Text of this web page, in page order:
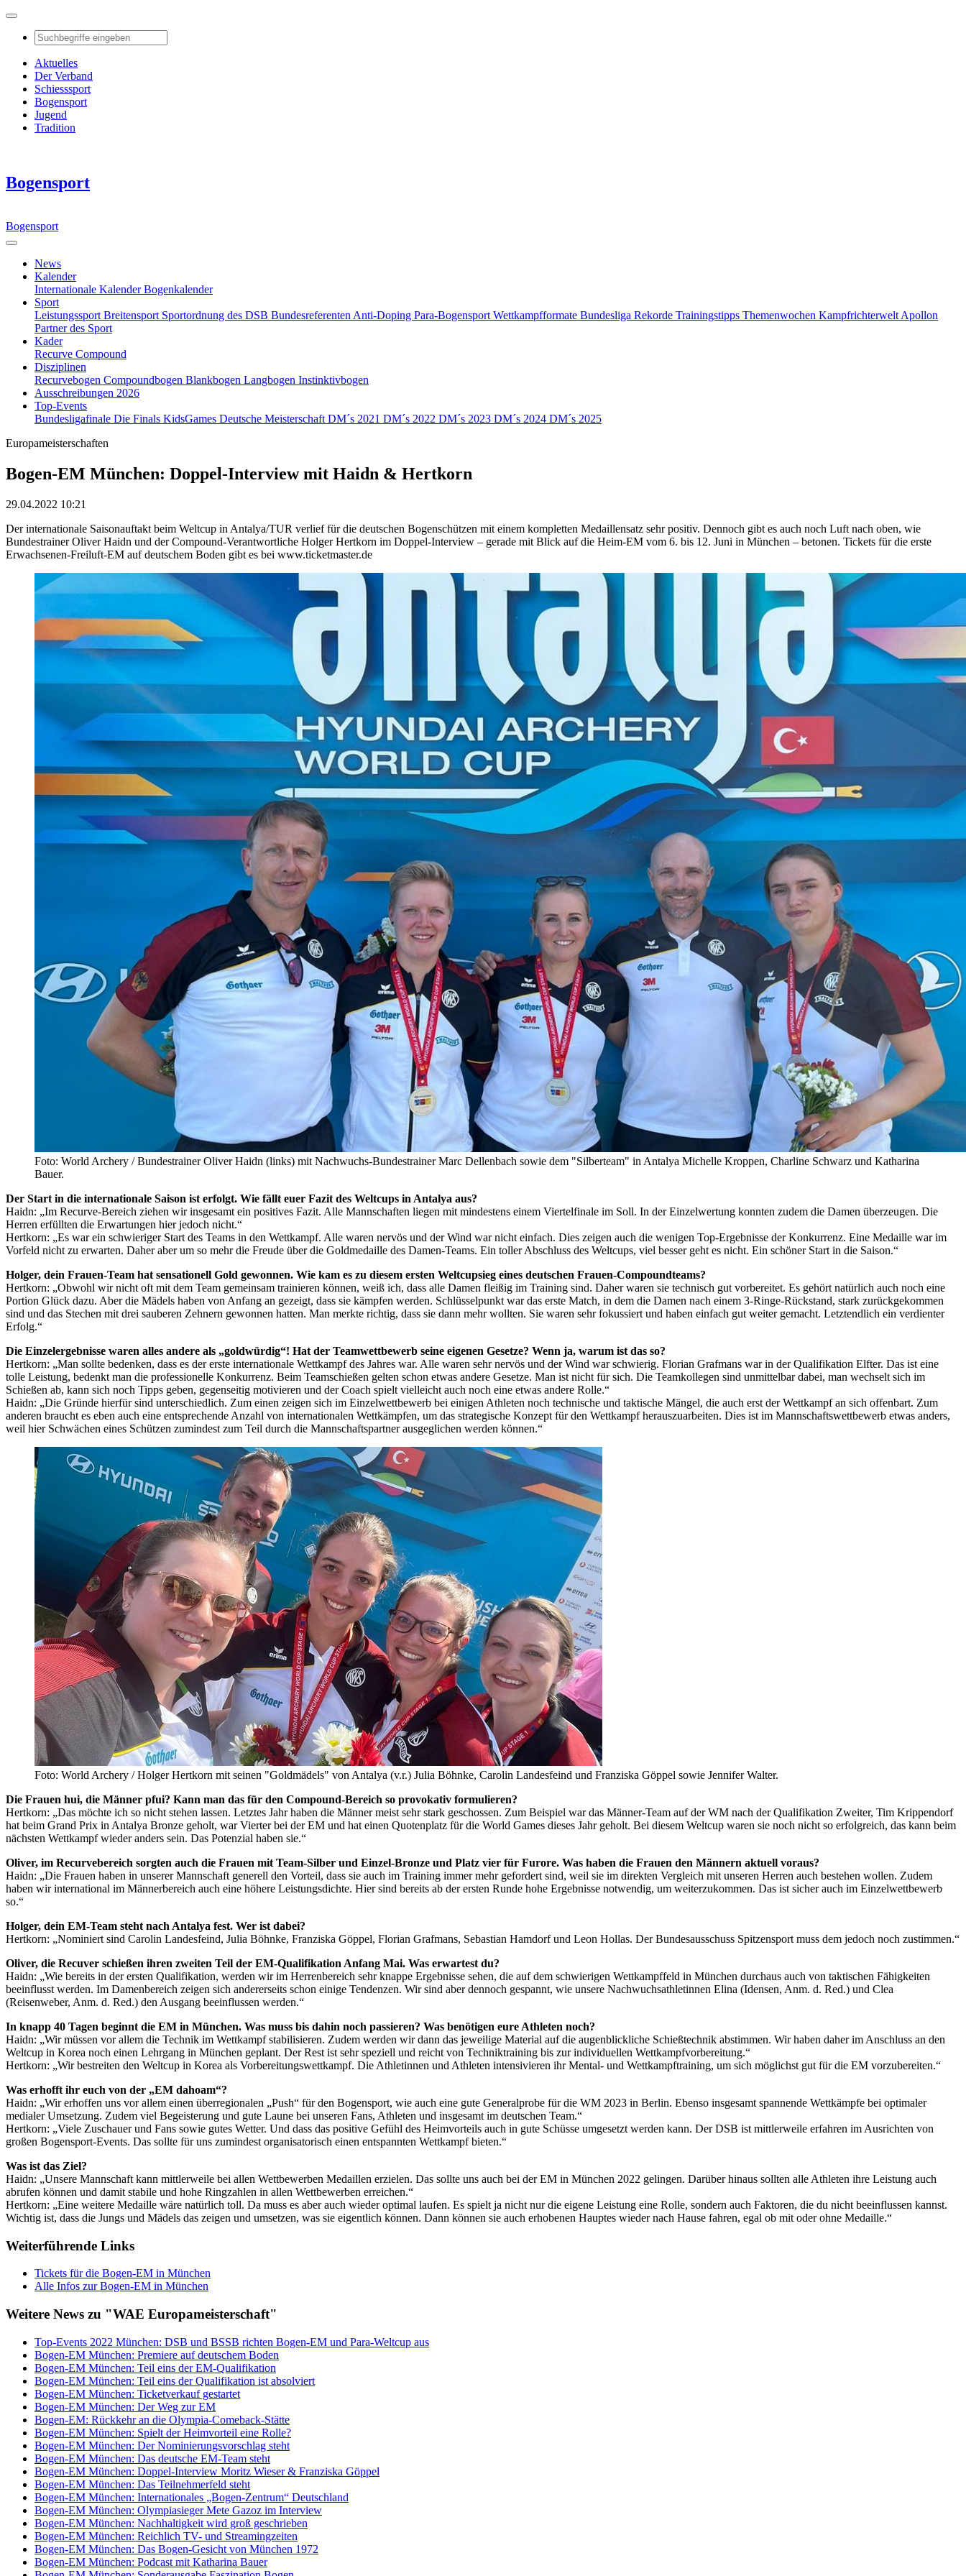
Aktuelles
Der Verband
Schiesssport
Bogensport
Jugend
Tradition
Bogensport
Bogensport
News
Kalender
Internationale KalenderBogenkalender
Sport
Leistungssport Breitensport Sportordnung des DSB Bundesreferenten Anti-Doping Para-Bogensport Wettkampfformate Bundesliga Rekorde Trainingstipps Themenwochen Kampfrichterwelt Apollon
Partner des Sport
Kader
Recurve Compound
Disziplinen
Recurvebogen Compoundbogen Blankbogen Langbogen Instinktivbogen
Ausschreibungen 2026
Top-Events
Bundesligafinale Die Finals KidsGames Deutsche Meisterschaft DM´s 2021 DM´s 2022 DM´s 2023 DM´s 2024 DM´s 2025
Europameisterschaften
Bogen-EM München: Doppel-Interview mit Haidn & Hertkorn
29.04.2022 10:21
Der internationale Saisonauftakt beim Weltcup in Antalya/TUR verlief für die deutschen Bogenschützen mit einem kompletten Medaillensatz sehr positiv. Dennoch gibt es auch noch Luft nach oben, wie
Bundestrainer Oliver Haidn und der Compound-Verantwortliche Holger Hertkorn im Doppel-Interview – gerade mit Blick auf die Heim-EM vom 6. bis 12. Juni in München – betonen. Tickets für die erste
Erwachsenen-Freiluft-EM auf deutschem Boden gibt es bei www.ticketmaster.de
Foto: World Archery / Bundestrainer Oliver Haidn (links) mit Nachwuchs-Bundestrainer Marc Dellenbach sowie dem "Silberteam" in Antalya Michelle Kroppen, Charline Schwarz und Katharina
Bauer.
Der Start in die internationale Saison ist erfolgt. Wie fällt euer Fazit des Weltcups in Antalya aus?
Haidn: „Im Recurve-Bereich ziehen wir insgesamt ein positives Fazit. Alle Mannschaften liegen mit mindestens einem Viertelfinale im Soll. In der Einzelwertung konnten zudem die Damen überzeugen. Die
Herren erfüllten die Erwartungen hier jedoch nicht.“
Hertkorn: „Es war ein schwieriger Start des Teams in den Wettkampf. Alle waren nervös und der Wind war nicht einfach. Dies zeigen auch die wenigen Top-Ergebnisse der Konkurrenz. Eine Medaille war im
Vorfeld nicht zu erwarten. Daher aber um so mehr die Freude über die Goldmedaille des Damen-Teams. Ein toller Abschluss des Weltcups, viel besser geht es nicht. Ein schöner Start in die Saison.“
Holger, dein Frauen-Team hat sensationell Gold gewonnen. Wie kam es zu diesem ersten Weltcupsieg eines deutschen Frauen-Compoundteams?
Hertkorn: „Obwohl wir nicht oft mit dem Team gemeinsam trainieren können, weiß ich, dass alle Damen fleißig im Training sind. Daher waren sie technisch gut vorbereitet. Es gehört natürlich auch noch eine
Portion Glück dazu. Aber die Mädels haben von Anfang an gezeigt, dass sie kämpfen werden. Schlüsselpunkt war das erste Match, in dem die Damen nach einem 3-Ringe-Rückstand, stark zurückgekommen
sind und das Stechen mit drei sauberen Zehnern gewonnen hatten. Man merkte richtig, dass sie dann mehr wollten. Sie waren sehr fokussiert und haben einfach gut weiter gemacht. Letztendlich ein verdienter
Erfolg.“
Die Einzelergebnisse waren alles andere als „goldwürdig“! Hat der Teamwettbewerb seine eigenen Gesetze? Wenn ja, warum ist das so?
Hertkorn: „Man sollte bedenken, dass es der erste internationale Wettkampf des Jahres war. Alle waren sehr nervös und der Wind war schwierig. Florian Grafmans war in der Qualifikation Elfter. Das ist eine
tolle Leistung, bedenkt man die professionelle Konkurrenz. Beim Teamschießen gelten schon etwas andere Gesetze. Man ist nicht für sich. Die Teamkollegen sind unmittelbar dabei, man wechselt sich im
Schießen ab, kann sich noch Tipps geben, gegenseitig motivieren und der Coach spielt vielleicht auch noch eine etwas andere Rolle.“
Haidn: „Die Gründe hierfür sind unterschiedlich. Zum einen zeigen sich im Einzelwettbewerb bei einigen Athleten noch technische und taktische Mängel, die auch erst der Wettkampf an sich offenbart. Zum
anderen braucht es eben auch eine entsprechende Anzahl von internationalen Wettkämpfen, um das strategische Konzept für den Wettkampf herauszuarbeiten. Dies ist im Mannschaftswettbewerb etwas anders,
weil hier Schwächen eines Schützen zumindest zum Teil durch die Mannschaftspartner ausgeglichen werden können.“
Foto: World Archery / Holger Hertkorn mit seinen "Goldmädels" von Antalya (v.r.) Julia Böhnke, Carolin Landesfeind und Franziska Göppel sowie Jennifer Walter.
Die Frauen hui, die Männer pfui? Kann man das für den Compound-Bereich so provokativ formulieren?
Hertkorn: „Das möchte ich so nicht stehen lassen. Letztes Jahr haben die Männer meist sehr stark geschossen. Zum Beispiel war das Männer-Team auf der WM nach der Qualifikation Zweiter, Tim Krippendorf
hat beim Grand Prix in Antalya Bronze geholt, war Vierter bei der EM und hat einen Quotenplatz für die World Games dieses Jahr geholt. Bei diesem Weltcup waren sie noch nicht so erfolgreich, das kann beim
nächsten Wettkampf wieder anders sein. Das Potenzial haben sie.“
Oliver, im Recurvebereich sorgten auch die Frauen mit Team-Silber und Einzel-Bronze und Platz vier für Furore. Was haben die Frauen den Männern aktuell voraus?
Haidn: „Die Frauen haben in unserer Mannschaft generell den Vorteil, dass sie auch im Training immer mehr gefordert sind, weil sie im direkten Vergleich mit unseren Herren auch bestehen wollen. Zudem
haben wir international im Männerbereich auch eine höhere Leistungsdichte. Hier sind bereits ab der ersten Runde hohe Ergebnisse notwendig, um weiterzukommen. Das ist sicher auch im Einzelwettbewerb
so.“
Holger, dein EM-Team steht nach Antalya fest. Wer ist dabei?
Hertkorn: „Nominiert sind Carolin Landesfeind, Julia Böhnke, Franziska Göppel, Florian Grafmans, Sebastian Hamdorf und Leon Hollas. Der Bundesausschuss Spitzensport muss dem jedoch noch zustimmen.“
Oliver, die Recuver schießen ihren zweiten Teil der EM-Qualifikation Anfang Mai. Was erwartest du?
Haidn: „Wie bereits in der ersten Qualifikation, werden wir im Herrenbereich sehr knappe Ergebnisse sehen, die auf dem schwierigen Wettkampffeld in München durchaus auch von taktischen Fähigkeiten
beeinflusst werden. Im Damenbereich zeigen sich andererseits schon einige Tendenzen. Wir sind aber dennoch gespannt, wie unsere Nachwuchsathletinnen Elina (Idensen, Anm. d. Red.) und Clea
(Reisenweber, Anm. d. Red.) den Ausgang beeinflussen werden.“
In knapp 40 Tagen beginnt die EM in München. Was muss bis dahin noch passieren? Was benötigen eure Athleten noch?
Haidn: „Wir müssen vor allem die Technik im Wettkampf stabilisieren. Zudem werden wir dann das jeweilige Material auf die augenblickliche Schießtechnik abstimmen. Wir haben daher im Anschluss an den
Weltcup in Korea noch einen Lehrgang in München geplant. Der Rest ist sehr speziell und reicht von Techniktraining bis zur individuellen Wettkampfvorbereitung.“
Hertkorn: „Wir bestreiten den Weltcup in Korea als Vorbereitungswettkampf. Die Athletinnen und Athleten intensivieren ihr Mental- und Wettkampftraining, um sich möglichst gut für die EM vorzubereiten.“
Was erhofft ihr euch von der „EM dahoam“?
Haidn: „Wir erhoffen uns vor allem einen überregionalen „Push“ für den Bogensport, wie auch eine gute Generalprobe für die WM 2023 in Berlin. Ebenso insgesamt spannende Wettkämpfe bei optimaler
medialer Umsetzung. Zudem viel Begeisterung und gute Laune bei unseren Fans, Athleten und insgesamt im deutschen Team.“
Hertkorn: „Viele Zuschauer und Fans sowie gutes Wetter. Und dass das positive Gefühl des Heimvorteils auch in gute Schüsse umgesetzt werden kann. Der DSB ist mittlerweile erfahren im Ausrichten von
großen Bogensport-Events. Das sollte für uns zumindest organisatorisch einen entspannten Wettkampf bieten.“
Was ist das Ziel?
Haidn: „Unsere Mannschaft kann mittlerweile bei allen Wettbewerben Medaillen erzielen. Das sollte uns auch bei der EM in München 2022 gelingen. Darüber hinaus sollten alle Athleten ihre Leistung auch
abrufen können und damit stabile und hohe Ringzahlen in allen Wettbewerben erreichen.“
Hertkorn: „Eine weitere Medaille wäre natürlich toll. Da muss es aber auch wieder optimal laufen. Es spielt ja nicht nur die eigene Leistung eine Rolle, sondern auch Faktoren, die du nicht beeinflussen kannst.
Wichtig ist, dass die Jungs und Mädels das zeigen und umsetzen, was sie eigentlich können. Dann können sie auch erhobenen Hauptes wieder nach Hause fahren, egal ob mit oder ohne Medaille.“
Weiterführende Links
Tickets für die Bogen-EM in München
Alle Infos zur Bogen-EM in München
Weitere News zu "WAE Europameisterschaft"
Top-Events 2022 München: DSB und BSSB richten Bogen-EM und Para-Weltcup aus
Bogen-EM München: Premiere auf deutschem Boden
Bogen-EM München: Teil eins der EM-Qualifikation
Bogen-EM München: Teil eins der Qualifikation ist absolviert
Bogen-EM München: Ticketverkauf gestartet
Bogen-EM München: Der Weg zur EM
Bogen-EM: Rückkehr an die Olympia-Comeback-Stätte
Bogen-EM München: Spielt der Heimvorteil eine Rolle?
Bogen-EM München: Der Nominierungsvorschlag steht
Bogen-EM München: Das deutsche EM-Team steht
Bogen-EM München: Doppel-Interview Moritz Wieser & Franziska Göppel
Bogen-EM München: Das Teilnehmerfeld steht
Bogen-EM München: Internationales „Bogen-Zentrum“ Deutschland
Bogen-EM München: Olympiasieger Mete Gazoz im Interview
Bogen-EM München: Nachhaltigkeit wird groß geschrieben
Bogen-EM München: Reichlich TV- und Streamingzeiten
Bogen-EM München: Das Bogen-Gesicht von München 1972
Bogen-EM München: Podcast mit Katharina Bauer